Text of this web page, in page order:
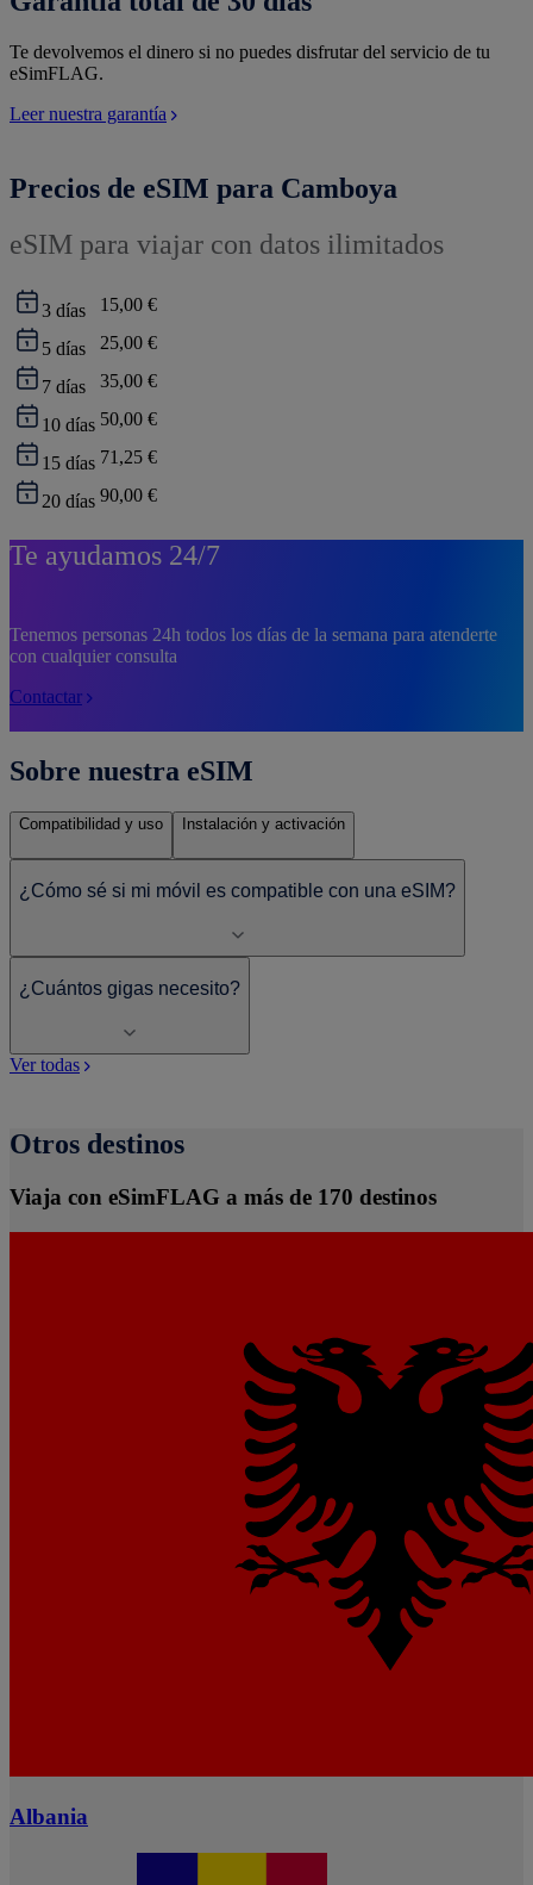
Te devolvemos el dinero si no puedes disfrutar del servicio de tu
eSimFLAG.
Leer nuestra garantía
Precios de eSIM para Camboya
eSIM para viajar con datos ilimitados
3 días 15,00 €
5 días 25,00 €
7 días 35,00 €
10 días 50,00 €
15 días 71,25 €
20 días 90,00 €
Te ayudamos 24/7
Tenemos personas 24h todos los días de la semana para atenderte
con cualquier consulta
Contactar
Sobre nuestra eSIM
Compatibilidad y uso Instalación y activación
¿Cómo sé si mi móvil es compatible con una eSIM?
¿Cuántos gigas necesito?
Ver todas
Otros destinos
Viaja con eSimFLAG a más de 170 destinos
Albania